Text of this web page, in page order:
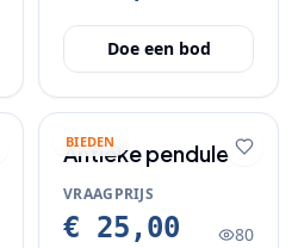
Doe een bod
BIEDEN
Antieke pendule
VRAAGPRIJS
€ 25,00 80